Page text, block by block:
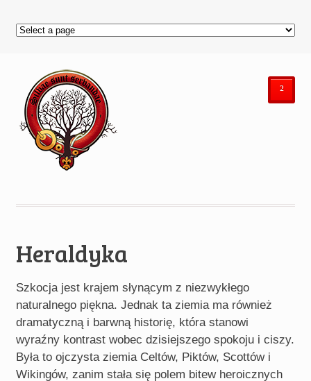
²
Heraldyka
Szkocja jest krajem słynącym z niezwykłego
naturalnego piękna. Jednak ta ziemia ma również
dramatyczną i barwną historię, która stanowi
wyraźny kontrast wobec dzisiejszego spokoju i ciszy.
Była to ojczysta ziemia Celtów, Piktów, Scottów i
Wikingów, zanim stała się polem bitew heroicznych